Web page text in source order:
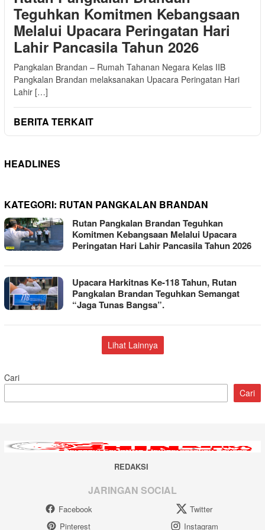
Teguhkan Komitmen Kebangsaan
Melalui Upacara Peringatan Hari
Lahir Pancasila Tahun 2026
Pangkalan Brandan – Rumah Tahanan Negara Kelas IIB
Pangkalan Brandan melaksanakan Upacara Peringatan Hari
Lahir […]
BERITA TERKAIT
HEADLINES
KATEGORI: RUTAN PANGKALAN BRANDAN
Rutan Pangkalan Brandan Teguhkan
Komitmen Kebangsaan Melalui Upacara
Peringatan Hari Lahir Pancasila Tahun 2026
Upacara Harkitnas Ke-118 Tahun, Rutan
Pangkalan Brandan Teguhkan Semangat
“Jaga Tunas Bangsa”.
Lihat Lainnya
Cari
Cari
REDAKSI
JARINGAN SOCIAL
Facebook
Twitter
Pinterest
Instagram